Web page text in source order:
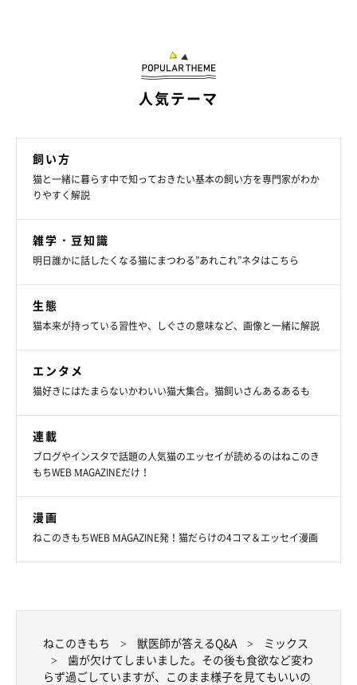
人気テーマ
飼い方
猫と一緒に暮らす中で知っておきたい基本の飼い方を専門家がわか
りやすく解説
雑学・豆知識
明日誰かに話したくなる猫にまつわる”あれこれ”ネタはこちら
生態
猫本来が持っている習性や、しぐさの意味など、画像と一緒に解説
エンタメ
猫好きにはたまらないかわいい猫大集合。猫飼いさんあるあるも
連載
ブログやインスタで話題の人気猫のエッセイが読めるのはねこのき
もちWEB MAGAZINEだけ！
漫画
ねこのきもちWEB MAGAZINE発！猫だらけの4コマ＆エッセイ漫画
ねこのきもち 獣医師が答えるQ&A
ミックス
歯が欠けてしまいました。その後も食欲など変わ
らず過ごしていますが、このまま様子を見てもいいの